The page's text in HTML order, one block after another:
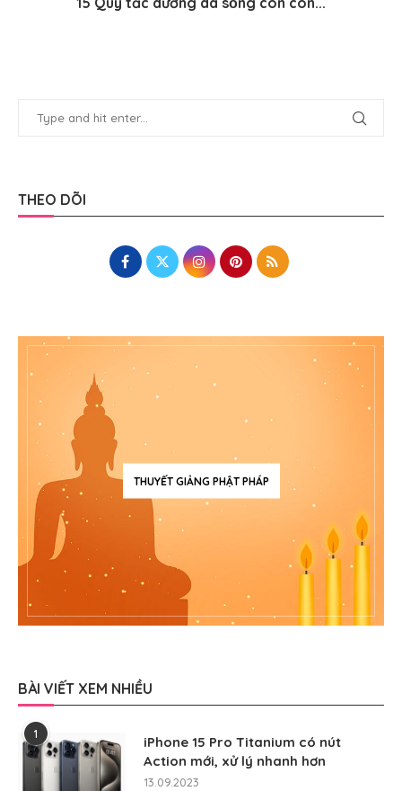
THEO DÕI
THUYẾT GIẢNG PHẬT PHÁP
BÀI VIẾT XEM NHIỀU
1
iPhone 15 Pro Titanium có nút
Action mới, xử lý nhanh hơn
13.09.2023